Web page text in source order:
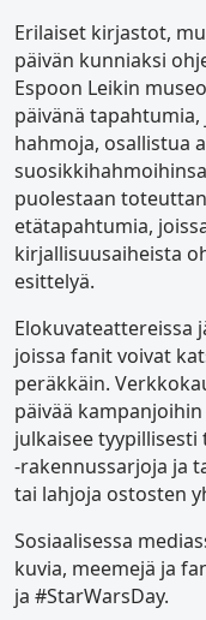
Erilaiset kirjastot,
päivän kunniaksi
Espoon Leikin
päivänä
hahmoja, osallistua
puolestaan
etätapahtumia,
kirjallisuusaiheista
esittelyä.
Elokuvateattereissa
joissa fanit voivat
peräkkäin.
päivää
julkaisee
-rakennussarjoja ja
tai lahjoja ostosten
Sosiaalisessa
kuvia, meemejä ja
ja #StarWarsDay.